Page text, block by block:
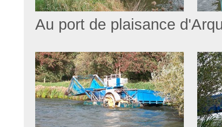
Au port de plaisance